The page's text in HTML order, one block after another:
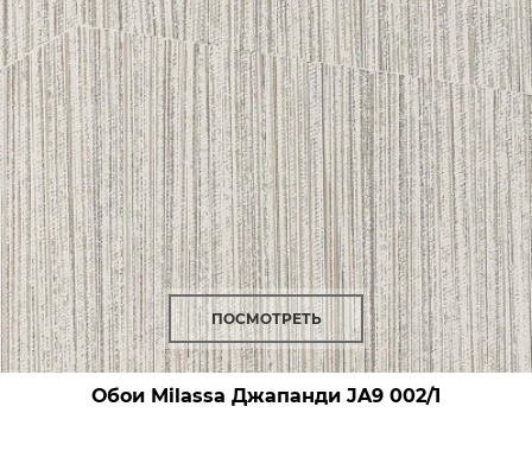
ПОСМОТРЕТЬ
Обои Milassa Джапанди JA9 002/1